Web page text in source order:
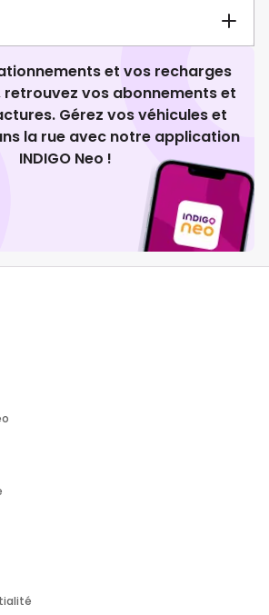
et vos recharges
retrouvez vos abonnements et
Gérez vos véhicules et
la rue avec notre application
INDIGO Neo !